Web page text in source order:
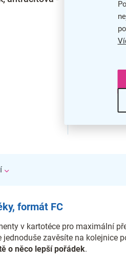
formát FC
v kartotéce pro maximální
zavěsíte na kolejnice
o něco lepší pořádek.